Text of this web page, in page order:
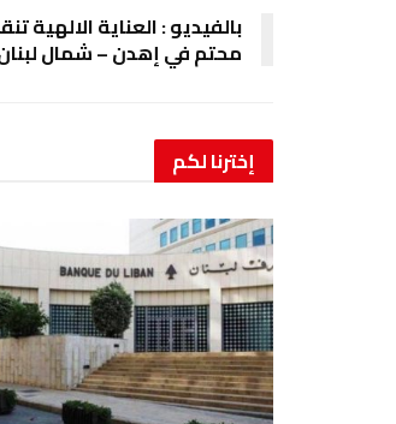
بالفيديو : العناية
محتم في إهدن – شمال
إخترنالكم